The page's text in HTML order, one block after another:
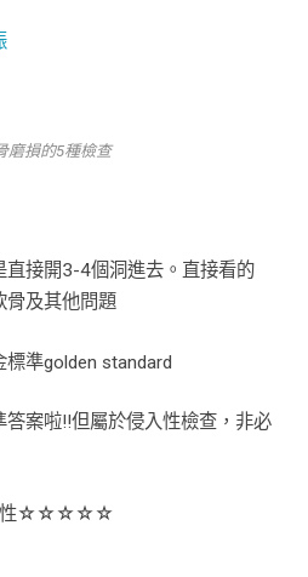
磨損的5種檢查
直接開3-4個洞進去。直接看的
骨及其他問題
準golden standard
答案啦!!但屬於侵入性檢查，非必
性☆☆☆☆☆